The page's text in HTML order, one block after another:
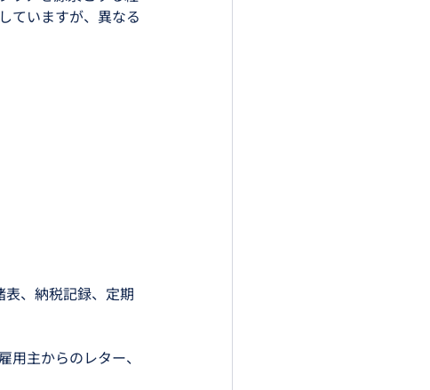
ていますが、異なる
、納税記録、定期
主からのレター、